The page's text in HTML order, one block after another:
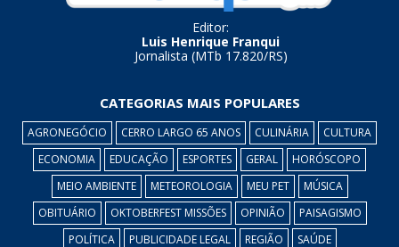
Editor:
Luis Henrique Franqui
Jornalista (MTb 17.820/RS)
CATEGORIAS MAIS POPULARES
AGRONEGÓCIO CERRO LARGO 65 ANOS CULINÁRIA
CULTURA
ECONOMIA
EDUCAÇÃO ESPORTES GERAL
HORÓSCOPO
MEIO AMBIENTE
METEOROLOGIA MEU PET
MÚSICA
OBITUÁRIO
OKTOBERFEST MISSÕES OPINIÃO
PAISAGISMO
POLÍTICA
PUBLICIDADE LEGAL REGIÃO SAÚDE